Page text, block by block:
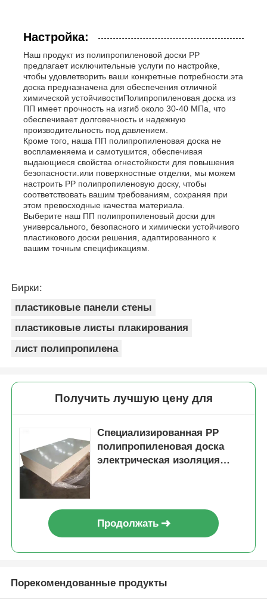
Настройка:
Наш продукт из полипропиленовой доски PP
предлагает исключительные услуги по настройке,
чтобы удовлетворить ваши конкретные потребности.эта
доска предназначена для обеспечения отличной
химической устойчивостиПолипропиленовая доска из
ПП имеет прочность на изгиб около 30-40 МПа, что
обеспечивает долговечность и надежную
производительность под давлением.
Кроме того, наша ПП полипропиленовая доска не
воспламеняема и самотушится, обеспечивая
выдающиеся свойства огнестойкости для повышения
безопасности.или поверхностные отделки, мы можем
настроить PP полипропиленовую доску, чтобы
соответствовать вашим требованиям, сохраняя при
этом превосходные качества материала.
Выберите наш ПП полипропиленовый доски для
универсального, безопасного и химически устойчивого
пластикового доски решения, адаптированного к
вашим точным спецификациям.
Бирки:
пластиковые панели стены
пластиковые листы плакирования
лист полипропилена
Получить лучшую цену для
Специализированная PP
полипропиленовая доска
электрическая изоляция
потребностей в изготовлении
Продолжать
Порекомендованные продукты